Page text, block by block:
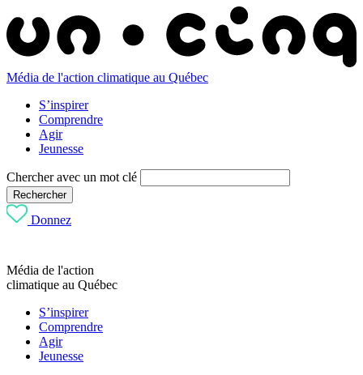
Média de l'action climatique au Québec
S’inspirer
Comprendre
Agir
Jeunesse
Chercher avec un mot clé
Rechercher
Donnez
Média de l'action
climatique au Québec
S’inspirer
Comprendre
Agir
Jeunesse